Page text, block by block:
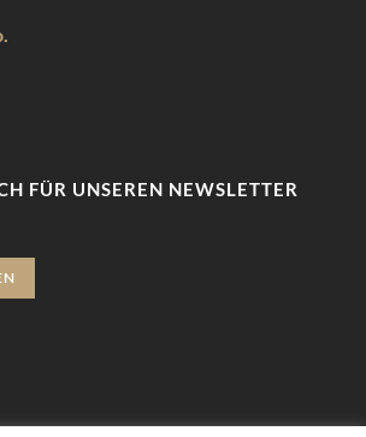
FÜR UNSEREN NEWSLETTER